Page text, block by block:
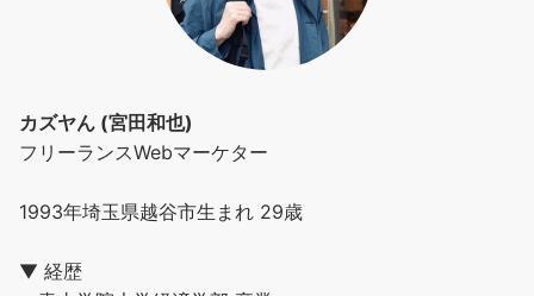
カズヤん (宮田和也)
フリーランスWebマーケター
1993年埼玉県越谷市生まれ 29歳
▼ 経歴